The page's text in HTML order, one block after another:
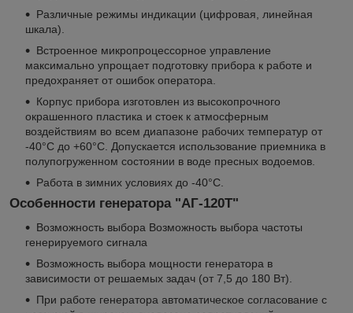
Различные режимы индикации (цифровая, линейная
шкала).
Встроенное микропроцессорное управление
максимально упрощает подготовку прибора к работе и
предохраняет от ошибок оператора.
Корпус прибора изготовлен из высокопрочного
окрашенного пластика и стоек к атмосферным
воздействиям во всем диапазоне рабочих температур от
-40°С до +60°С. Допускается использование приемника в
полупогруженном состоянии в воде пресных водоемов.
Работа в зимних условиях до -40°С.
Особенности генератора "АГ-120Т"
Возможность выбора Возможность выбора частоты
генерируемого сигнала
Возможность выбора мощности генератора в
зависимости от решаемых задач (от 7,5 до 180 Вт).
При работе генератора автоматическое согласование с